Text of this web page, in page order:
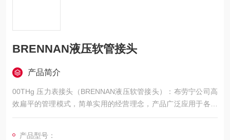
BRENNAN液压软管接头
产品简介
00THg 压力表接头（BRENNAN液压软管接头）：布劳宁公司高
效扁平的管理模式，简单实用的经营理念，产品广泛应用于各大
行业。
产品型号：